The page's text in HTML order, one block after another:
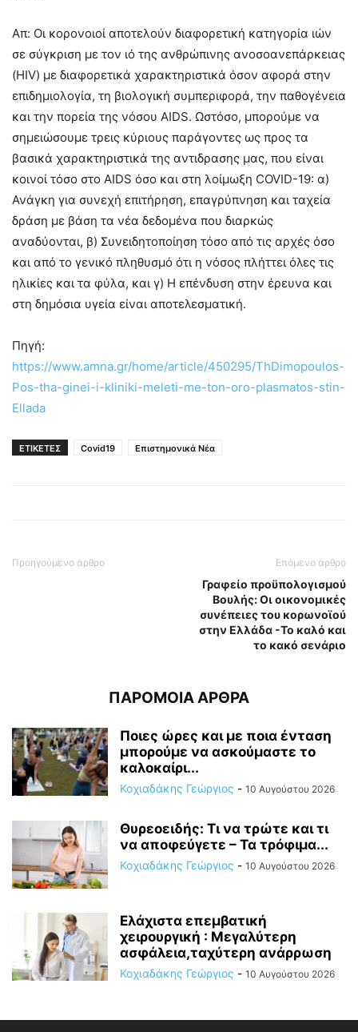
Απ: Οι κορονοιοί αποτελούν διαφορετική κατηγορία ιών
σε σύγκριση με τον ιό της ανθρώπινης ανοσοανεπάρκειας
(HIV) με διαφορετικά χαρακτηριστικά όσον αφορά στην
επιδημιολογία, τη βιολογική συμπεριφορά, την παθογένεια
και την πορεία της νόσου AIDS. Ωστόσο, μπορούμε να
σημειώσουμε τρεις κύριους παράγοντες ως προς τα
βασικά χαρακτηριστικά της αντιδρασης μας, που είναι
κοινοί τόσο στο AIDS όσο και στη λοίμωξη COVID-19: α)
Ανάγκη για συνεχή επιτήρηση, επαγρύπνηση και ταχεία
δράση με βάση τα νέα δεδομένα που διαρκώς
αναδύονται, β) Συνειδητοποίηση τόσο από τις αρχές όσο
και από το γενικό πληθυσμό ότι η νόσος πλήττει όλες τις
ηλικίες και τα φύλα, και γ) Η επένδυση στην έρευνα και
στη δημόσια υγεία είναι αποτελεσματική.
Πηγή:
https://www.amna.gr/home/article/450295/ThDimopoulos-
Pos-tha-ginei-i-kliniki-meleti-me-ton-oro-plasmatos-stin-
Ellada
ΕΤΙΚΕΤΕΣ Covid19 Επιστημονικά Νέα
Προηγούμενο άρθρο Επόμενο άρθρο
Γραφείο προϋπολογισμού
Βουλής: Oι οικονομικές
συνέπειες του κορωνοϊού
στην Ελλάδα -Το καλό και
το κακό σενάριο
ΠΑΡΟΜΟΙΑ ΑΡΘΡΑ
Ποιες ώρες και με ποια ένταση
μπορούμε να ασκούμαστε το
καλοκαίρι...
Κοχιαδάκης Γεώργιος - 10 Αυγούστου 2026
Θυρεοειδής: Τι να τρώτε και τι
να αποφεύγετε – Τα τρόφιμα...
Κοχιαδάκης Γεώργιος - 10 Αυγούστου 2026
Ελάχιστα επεμβατική
χειρουργική : Μεγαλύτερη
ασφάλεια,ταχύτερη ανάρρωση
Κοχιαδάκης Γεώργιος - 10 Αυγούστου 2026